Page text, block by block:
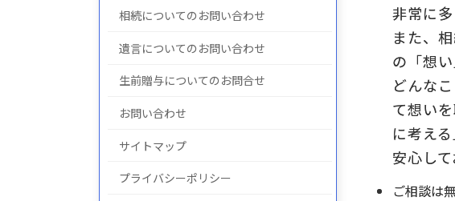
非常に
また、
の「想
どんな
て想い
に考え
安心して
ご相談は
相続についてのお問い合わせ
遺言についてのお問い合わせ
生前贈与についてのお問合せ
お問い合わせ
サイトマップ
プライバシーポリシー